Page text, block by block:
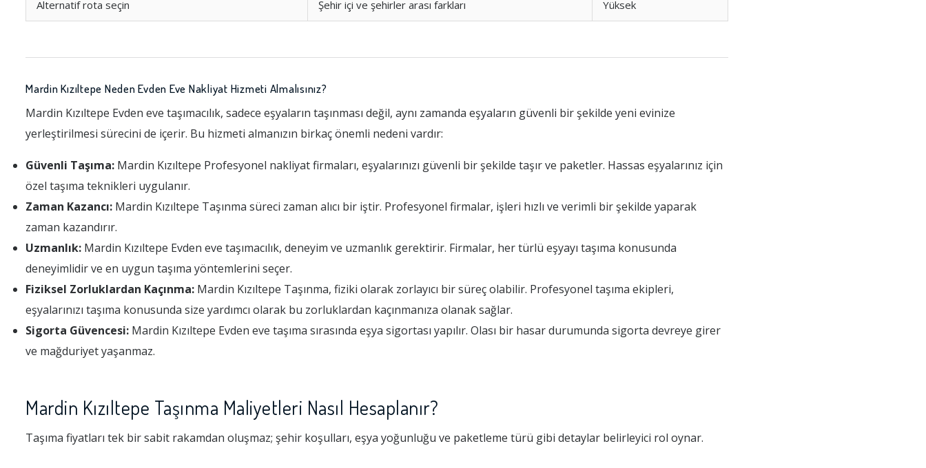
Alternatif rota seçin Şehir içi ve şehirler arası farkları Yüksek
Mardin Kızıltepe Neden Evden Eve Nakliyat Hizmeti Almalısınız?
Mardin Kızıltepe Evden eve taşımacılık, sadece eşyaların taşınması değil, aynı zamanda eşyaların güvenli bir şekilde yeni evinize
yerleştirilmesi sürecini de içerir. Bu hizmeti almanızın birkaç önemli nedeni vardır:
Güvenli Taşıma: Mardin Kızıltepe Profesyonel nakliyat firmaları, eşyalarınızı güvenli bir şekilde taşır ve paketler. Hassas eşyalarınız için
özel taşıma teknikleri uygulanır.
Zaman Kazancı: Mardin Kızıltepe Taşınma süreci zaman alıcı bir iştir. Profesyonel firmalar, işleri hızlı ve verimli bir şekilde yaparak
zaman kazandırır.
Uzmanlık: Mardin Kızıltepe Evden eve taşımacılık, deneyim ve uzmanlık gerektirir. Firmalar, her türlü eşyayı taşıma konusunda
deneyimlidir ve en uygun taşıma yöntemlerini seçer.
Fiziksel Zorluklardan Kaçınma: Mardin Kızıltepe Taşınma, fiziki olarak zorlayıcı bir süreç olabilir. Profesyonel taşıma ekipleri,
eşyalarınızı taşıma konusunda size yardımcı olarak bu zorluklardan kaçınmanıza olanak sağlar.
Sigorta Güvencesi: Mardin Kızıltepe Evden eve taşıma sırasında eşya sigortası yapılır. Olası bir hasar durumunda sigorta devreye girer
ve mağduriyet yaşanmaz.
Mardin Kızıltepe Taşınma Maliyetleri Nasıl Hesaplanır?
Taşıma fiyatları tek bir sabit rakamdan oluşmaz; şehir koşulları, eşya yoğunluğu ve paketleme türü gibi detaylar belirleyici rol oynar.